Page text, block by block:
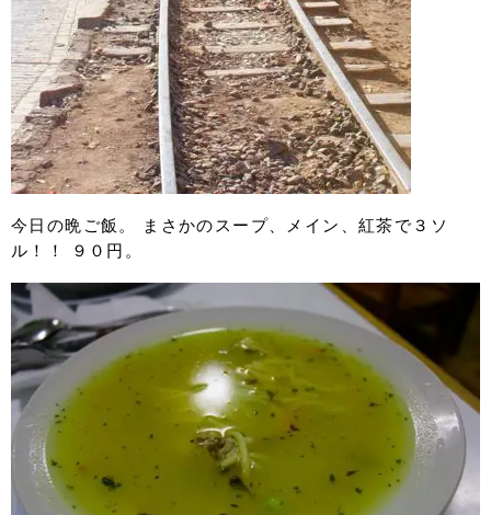
今日の晩ご飯。 まさかのスープ、メイン、紅茶で３ソ
ル！！ ９０円。